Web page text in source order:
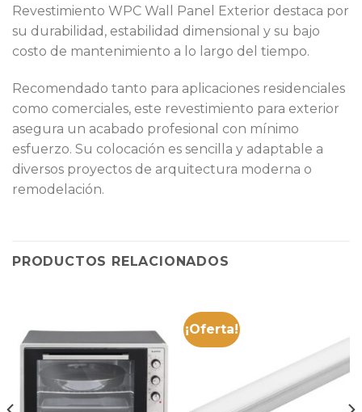
Revestimiento WPC Wall Panel Exterior destaca por
su durabilidad, estabilidad dimensional y su bajo
costo de mantenimiento a lo largo del tiempo.
Recomendado tanto para aplicaciones residenciales
como comerciales, este revestimiento para exterior
asegura un acabado profesional con mínimo
esfuerzo. Su colocación es sencilla y adaptable a
diversos proyectos de arquitectura moderna o
remodelación.
PRODUCTOS RELACIONADOS
¡Oferta!